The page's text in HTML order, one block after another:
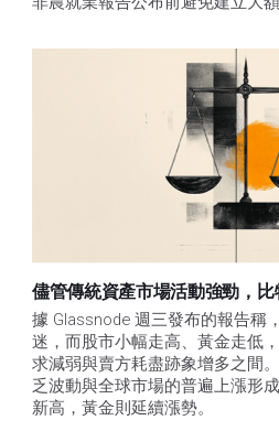
儘管傳統資產市場活動強勁，
據 Glassnode 週三發布的報告稱
迷，而股市小幅走高、黃金走低
求減弱與賣方耗盡跡象增多之間
乏波動與全球市場的普遍上漲形
新高，黃金則延續漲勢。